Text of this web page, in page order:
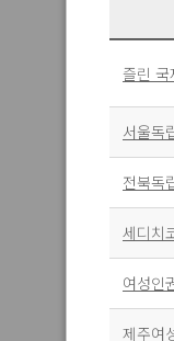
즐린 국
서울독
전북독
세디치
여성인
제주여